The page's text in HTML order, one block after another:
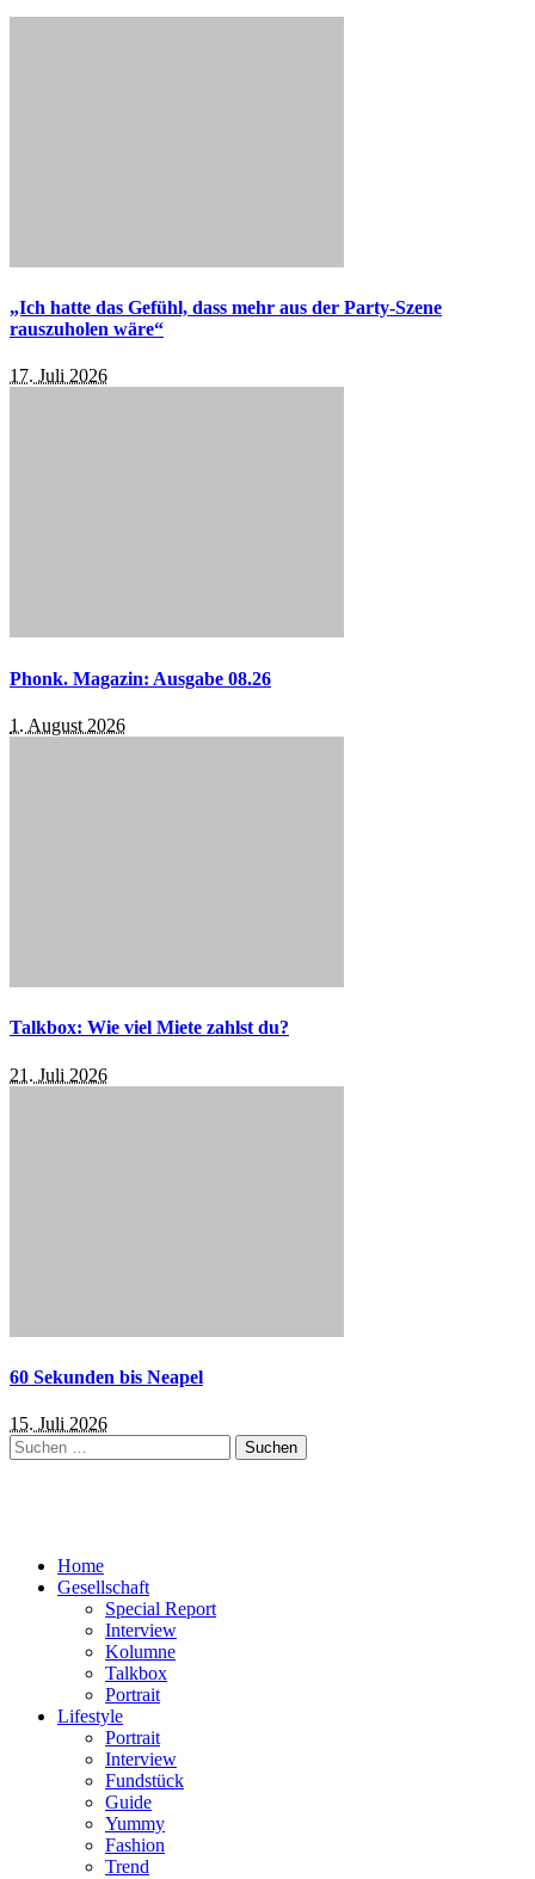
„Ich hatte das Gefühl, dass mehr aus der Party-Szene
rauszuholen wäre“
17. Juli 2026
Phonk. Magazin: Ausgabe 08.26
1. August 2026
Talkbox: Wie viel Miete zahlst du?
21. Juli 2026
60 Sekunden bis Neapel
15. Juli 2026
Suchen
nach:
Home
Gesellschaft
Special Report
Interview
Kolumne
Talkbox
Portrait
Lifestyle
Portrait
Interview
Fundstück
Guide
Yummy
Fashion
Trend